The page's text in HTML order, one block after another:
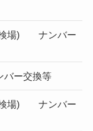
検場) ナンバー
ー交換等
検場) ナンバー